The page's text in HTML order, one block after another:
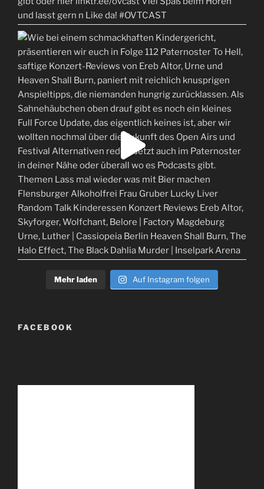
Mehr laden Auf Instagram folgen
FACEBOOK